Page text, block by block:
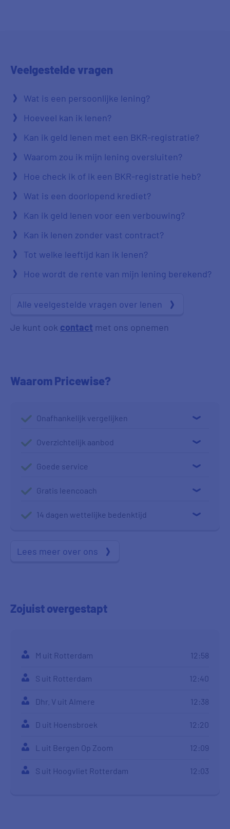
Veelgestelde vragen
Wat is een persoonlijke lening?
Hoeveel kan ik lenen?
Kan ik geld lenen met een BKR-registratie?
Waarom zou ik mijn lening oversluiten?
Hoe check ik of ik een BKR-registratie heb?
Wat is een doorlopend krediet?
Kan ik geld lenen voor een verbouwing?
Kan ik lenen zonder vast contract?
Tot welke leeftijd kan ik lenen?
Hoe wordt de rente van mijn lening berekend?
Alle veelgestelde vragen over lenen
Je kunt ook contact met ons opnemen
Waarom Pricewise?
Onafhankelijk vergelijken
Overzichtelijk aanbod
Goede service
Gratis leencoach
14 dagen wettelijke bedenktijd
Lees meer over ons
Zojuistovergestapt
M uit Rotterdam 12:58
S uit Rotterdam 12:40
Dhr. V uit Almere 12:38
D uit Hoensbroek 12:20
L uit Bergen Op Zoom 12:09
S uit Hoogvliet Rotterdam 12:03